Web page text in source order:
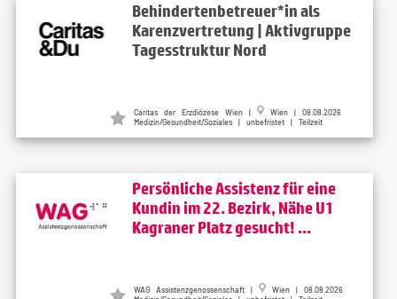
Behindertenbetreuer*in als
Karenzvertretung | Aktivgruppe
Tagesstruktur Nord
Caritas der Erzdiözese Wien | Wien | 08.08.2026
Medizin/Gesundheit/Soziales | unbefristet | Teilzeit
Persönliche Assistenz für eine
Kundin im 22. Bezirk, Nähe U1
Kagraner Platz gesucht! ...
WAG Assistenzgenossenschaft | Wien | 08.08.2026